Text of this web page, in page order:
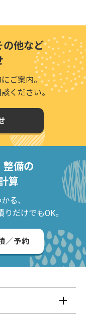
の他など
ご案内。
ください。
整備の
算
る、
だけでもOK。
／予約